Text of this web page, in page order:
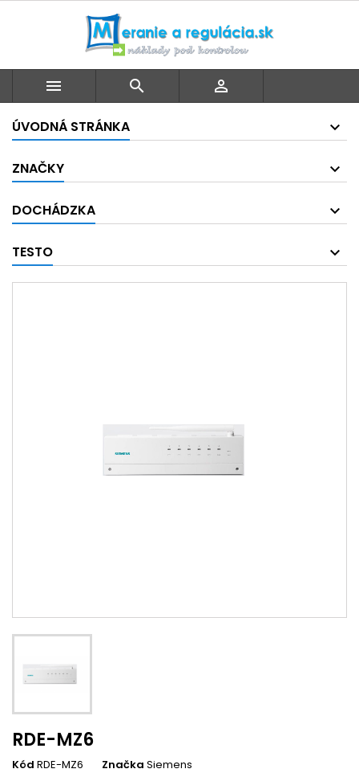
  
ÚVODNÁ STRÁNKA
ZNAČKY
DOCHÁDZKA
TESTO
RDE-MZ6
Kód RDE-MZ6 Značka Siemens